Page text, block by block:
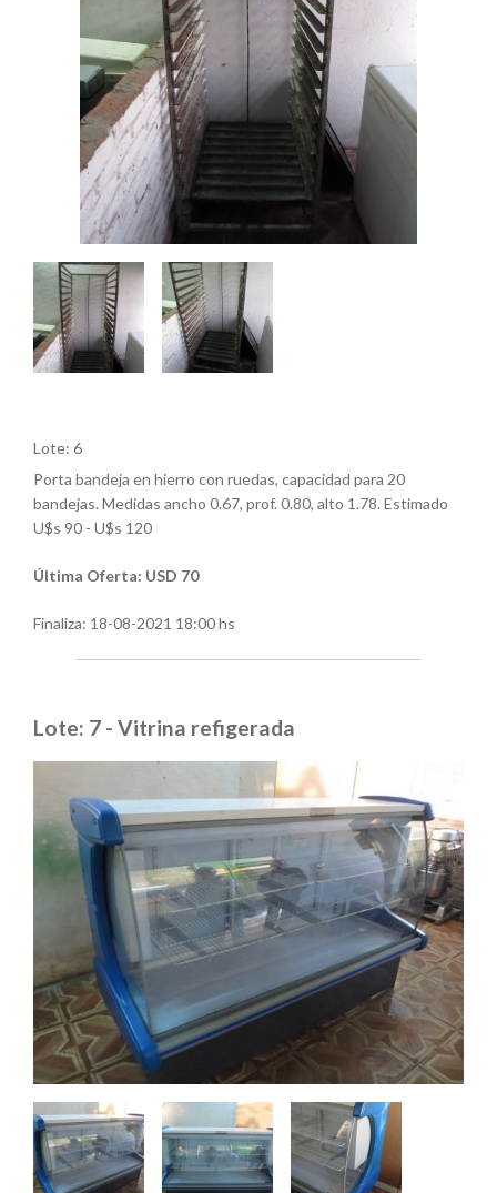
Lote: 6
Porta bandeja en hierro con ruedas, capacidad para 20
bandejas. Medidas ancho 0.67, prof. 0.80, alto 1.78. Estimado
U$s 90 - U$s 120
Última Oferta: USD 70
Finaliza: 18-08-2021 18:00 hs
Lote: 7 - Vitrina refigerada